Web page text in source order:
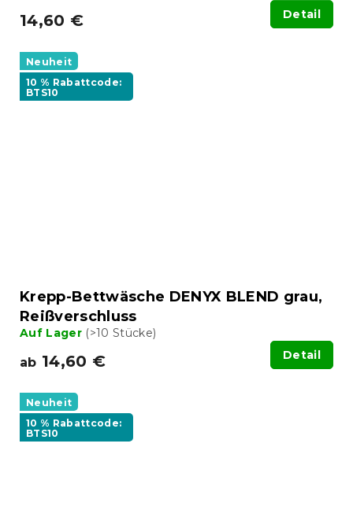
14,60 € Detail
Neuheit
10 % Rabattcode:
BTS10
Krepp-Bettwäsche DENYX BLEND grau,
Reißverschluss
Auf Lager (>10 Stücke)
ab 14,60 € Detail
Neuheit
10 % Rabattcode:
BTS10